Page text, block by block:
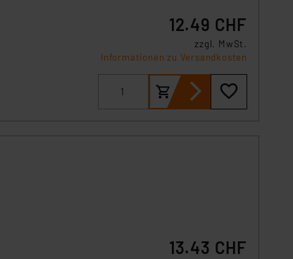
12.49 CHF
zzgl. MwSt.
Informationen zu Versandkosten
13.43 CHF